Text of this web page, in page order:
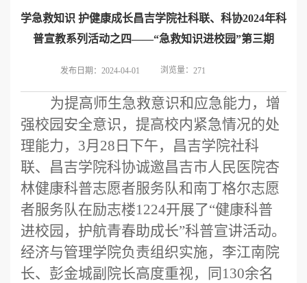
学急救知识 护健康成长昌吉学院社科联、科协2024年科
普宣教系列活动之四——“急救知识进校园”第三期
发布日期：2024-04-01 浏览量： 271
为提高师生急救意识和应急能力，增
强校园安全意识，提高校内紧急情况的处
理能力， 3月28日下午，昌吉学院社科
联、昌吉学院科协诚邀昌吉市人民医院杏
林健康科普志愿者服务队和南丁格尔志愿
者服务队在励志楼1224开展了“健康科普
进校园，护航青春助成长”科普宣讲活动。
经济与管理学院负责组织实施，李江南院
长、彭金城副院长高度重视，同 130余名